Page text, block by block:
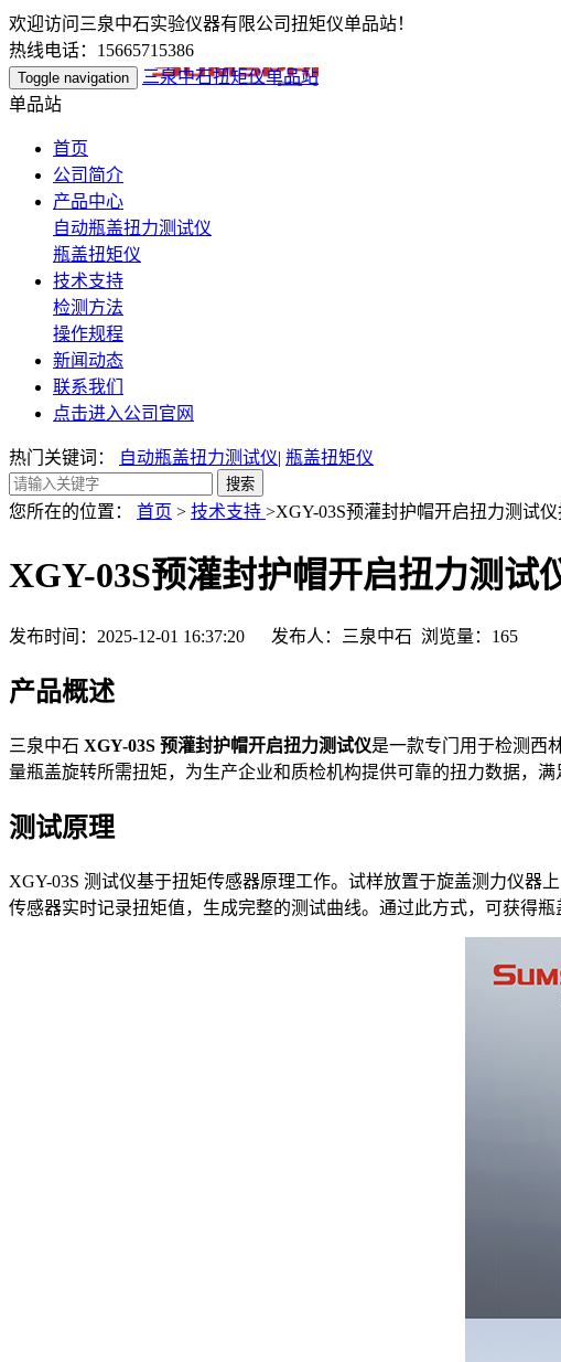
欢迎访问三泉中石实验仪器有限公司扭矩仪单品站！
热线电话：15665715386
Toggle navigation
三泉中石扭矩仪单品站
单品站
首页
公司简介
产品中心
自动瓶盖扭力测试仪
瓶盖扭矩仪
技术支持
检测方法
操作规程
新闻动态
联系我们
点击进入公司官网
热门关键词： 自动瓶盖扭力测试仪| 瓶盖扭矩仪
您所在的位置： 首页 > 技术支持 >XGY-03S预灌封护帽开启扭力测试
XGY-03S预灌封护帽开启扭力测试
发布时间：2025-12-01 16:37:20 发布人：三泉中石 浏览量： 165
产品概述
三泉中石 XGY-03S 预灌封护帽开启扭力测试仪是一款专门用于检测西
量瓶盖旋转所需扭矩，为生产企业和质检机构提供可靠的扭力数据，
测试原理
XGY-03S 测试仪基于扭矩传感器原理工作。试样放置于旋盖测力仪器
传感器实时记录扭矩值，生成完整的测试曲线。通过此方式，可获得